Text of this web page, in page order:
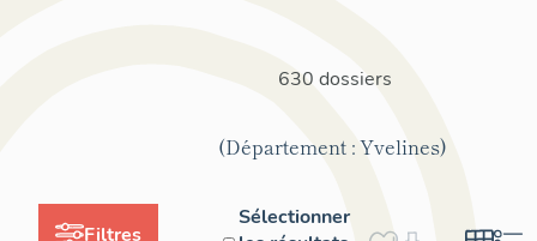
Filtres
630 dossiers
(Département : Yvelines)
Sélectionner